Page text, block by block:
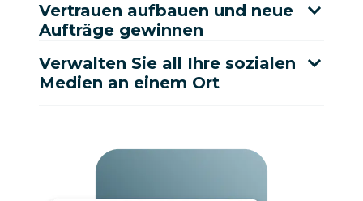
Vertrauen aufbauen und neue
Aufträge gewinnen
Verwalten Sie all Ihre sozialen
Medien an einem Ort